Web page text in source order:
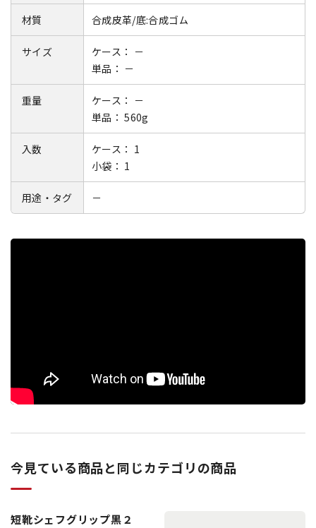
材質 合成皮革/底:合成ゴム
サイズ
ケース： －
単品： －
重量
ケース： －
単品： 560g
入数
ケース： 1
小袋： 1
用途・タグ －
今見ている商品と同じカテゴリの商品
短靴シェフグリップ黒２